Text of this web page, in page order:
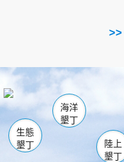
海生館
恆春
龍鑾潭自然中
瓊麻館
關山
白砂
生態
墾丁
海洋
墾丁
陸上
墾丁